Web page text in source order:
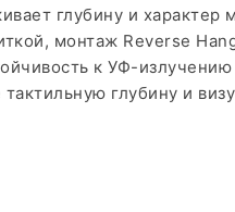
глубину и
монтаж Reverse
к УФ-
тактильную глубину и